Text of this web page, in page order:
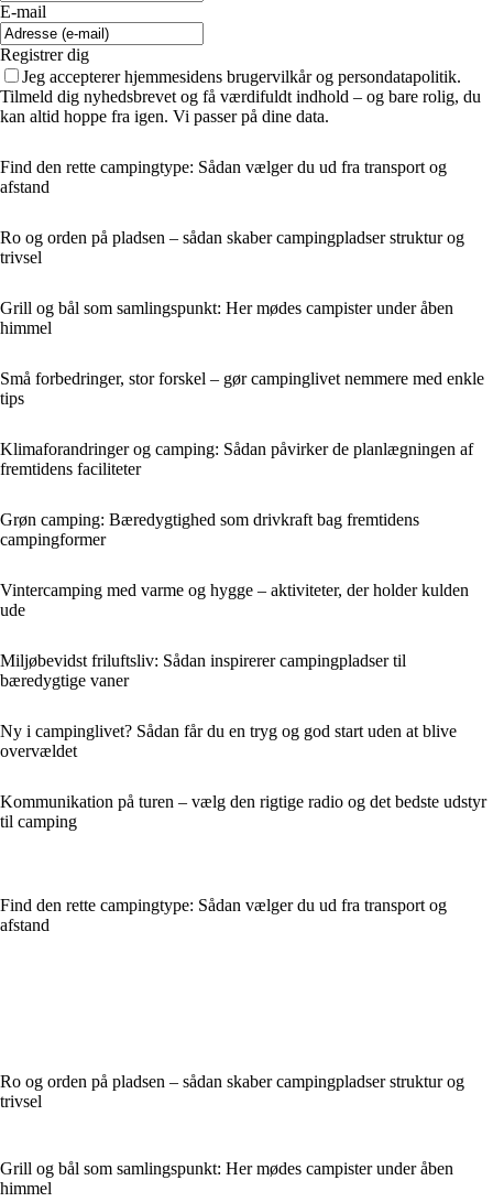
E-mail
Registrer dig
Jeg accepterer hjemmesidens brugervilkår og persondatapolitik.
Tilmeld dig nyhedsbrevet og få værdifuldt indhold – og bare rolig, du
kan altid hoppe fra igen. Vi passer på dine data.
Find den rette campingtype: Sådan vælger du ud fra transport og
afstand
Ro og orden på pladsen – sådan skaber campingpladser struktur og
trivsel
Grill og bål som samlingspunkt: Her mødes campister under åben
himmel
Små forbedringer, stor forskel – gør campinglivet nemmere med enkle
tips
Klimaforandringer og camping: Sådan påvirker de planlægningen af
fremtidens faciliteter
Grøn camping: Bæredygtighed som drivkraft bag fremtidens
campingformer
Vintercamping med varme og hygge – aktiviteter, der holder kulden
ude
Miljøbevidst friluftsliv: Sådan inspirerer campingpladser til
bæredygtige vaner
Ny i campinglivet? Sådan får du en tryg og god start uden at blive
overvældet
Kommunikation på turen – vælg den rigtige radio og det bedste udstyr
til camping
Find den rette campingtype: Sådan vælger du ud fra transport og
afstand
Ro og orden på pladsen – sådan skaber campingpladser struktur og
trivsel
Grill og bål som samlingspunkt: Her mødes campister under åben
himmel